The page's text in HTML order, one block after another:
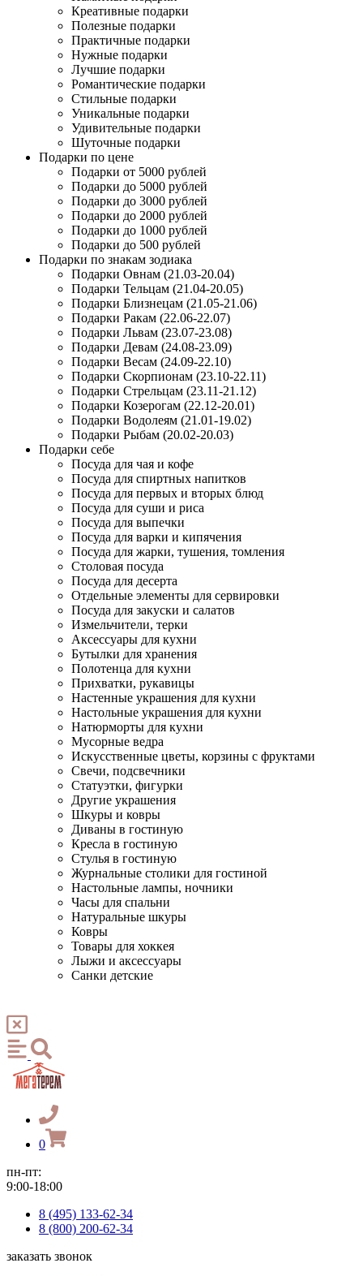
Креативные подарки
Полезные подарки
Практичные подарки
Нужные подарки
Лучшие подарки
Романтические подарки
Стильные подарки
Уникальные подарки
Удивительные подарки
Шуточные подарки
Подарки по цене
Подарки от 5000 рублей
Подарки до 5000 рублей
Подарки до 3000 рублей
Подарки до 2000 рублей
Подарки до 1000 рублей
Подарки до 500 рублей
Подарки по знакам зодиака
Подарки Овнам (21.03-20.04)
Подарки Тельцам (21.04-20.05)
Подарки Близнецам (21.05-21.06)
Подарки Ракам (22.06-22.07)
Подарки Львам (23.07-23.08)
Подарки Девам (24.08-23.09)
Подарки Весам (24.09-22.10)
Подарки Скорпионам (23.10-22.11)
Подарки Стрельцам (23.11-21.12)
Подарки Козерогам (22.12-20.01)
Подарки Водолеям (21.01-19.02)
Подарки Рыбам (20.02-20.03)
Подарки себе
Посуда для чая и кофе
Посуда для спиртных напитков
Посуда для первых и вторых блюд
Посуда для суши и риса
Посуда для выпечки
Посуда для варки и кипячения
Посуда для жарки, тушения, томления
Столовая посуда
Посуда для десерта
Отдельные элементы для сервировки
Посуда для закуски и салатов
Измельчители, терки
Аксессуары для кухни
Бутылки для хранения
Полотенца для кухни
Прихватки, рукавицы
Настенные украшения для кухни
Настольные украшения для кухни
Натюрморты для кухни
Мусорные ведра
Искусственные цветы, корзины с фруктами
Свечи, подсвечники
Статуэтки, фигурки
Другие украшения
Шкуры и ковры
Диваны в гостиную
Кресла в гостиную
Стулья в гостиную
Журнальные столики для гостиной
Настольные лампы, ночники
Часы для спальни
Натуральные шкуры
Ковры
Товары для хоккея
Лыжи и аксессуары
Санки детские
0
пн-пт:
9:00-18:00
8 (495) 133-62-34
8 (800) 200-62-34
заказать звонок